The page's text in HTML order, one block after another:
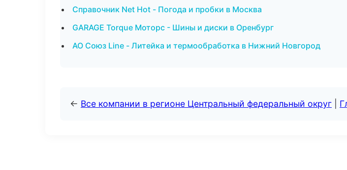
Справочник Net Hot - Погода и пробки в Москва
GARAGE Torque Моторс - Шины и диски в Оренбург
АО Союз Line - Литейка и термообработка в Нижний Новгород
← Все компании в регионе Центральный федеральный округ